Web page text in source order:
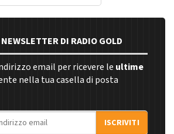
DI RADIO GOLD
email per ricevere le ultime
nella tua casella di posta
ISCRIVITI